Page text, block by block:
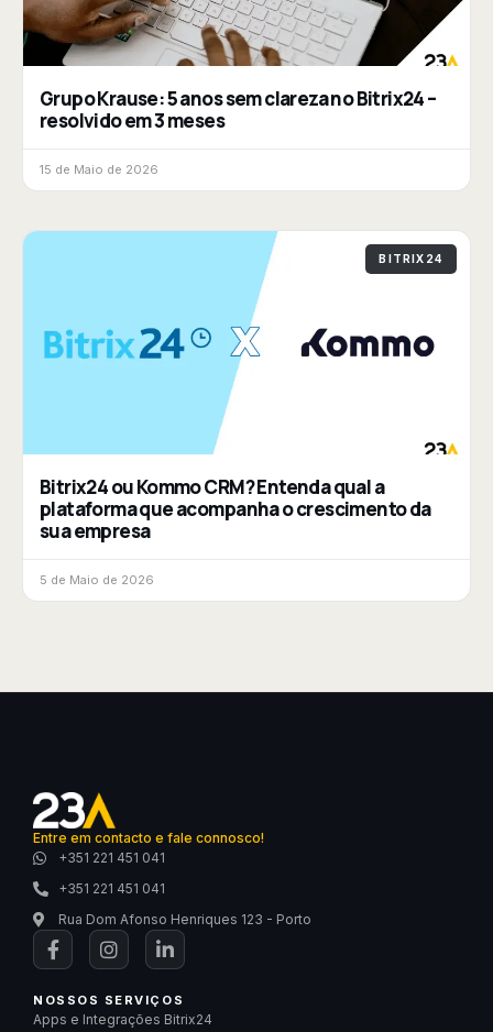
Grupo Krause: 5 anos sem clareza no Bitrix24 –
resolvido em 3 meses
15 de Maio de 2026
BITRIX24
Bitrix24 ou Kommo CRM? Entenda qual a
plataforma que acompanha o crescimento da
sua empresa
5 de Maio de 2026
Entre em contacto e fale connosco!
+351 221 451 041
+351 221 451 041
Rua Dom Afonso Henriques 123 - Porto
NOSSOS SERVIÇOS
Apps e Integrações Bitrix24